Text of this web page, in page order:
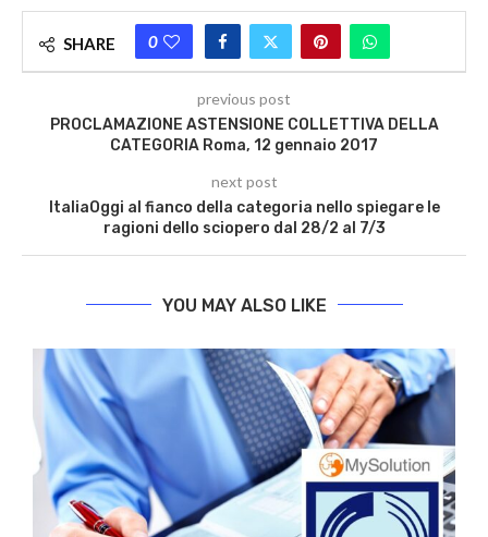
SHARE 0
previous post
PROCLAMAZIONE ASTENSIONE COLLETTIVA DELLA
CATEGORIA Roma, 12 gennaio 2017
next post
ItaliaOggi al fianco della categoria nello spiegare le
ragioni dello sciopero dal 28/2 al 7/3
YOU MAY ALSO LIKE